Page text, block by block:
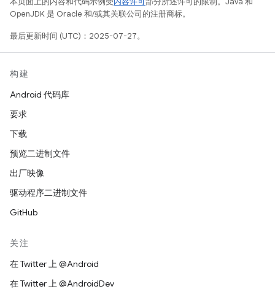
OpenJDK 是 Oracle 和/或其关联公司的注册商标。
最后更新时间 (UTC)：2025-07-27。
构建
Android 代码库
要求
下载
预览二进制文件
出厂映像
驱动程序二进制文件
GitHub
关注
在 Twitter 上 @Android
在 Twitter 上 @AndroidDev